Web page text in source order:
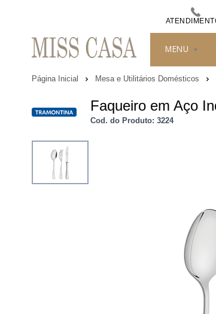
MENU
Página Inicial Mesa e Utilitários Domésticos
Faqueiro em Aço
Cod. do Produto: 3224